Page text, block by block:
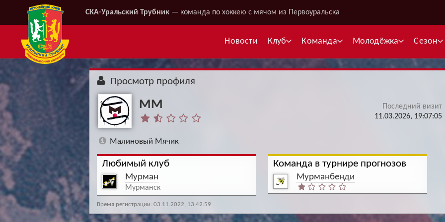
СКА-Уральский Трубник — команда по хоккею с мячом из Первоуральска
Новости Клуб Команда
Межсезонье
Суперлига
Telegram
Молодёжка
Межсезонье
Сезон
Просмотр профиля
MM
Последний визит
11.03.2026, 19:07:05
Малиновый Мячик
Любимый клуб
Мурман
Мурманск
Команда в турнире прогнозов
Мурманбенди
Время регистрации: 03.11.2022, 13:42:59